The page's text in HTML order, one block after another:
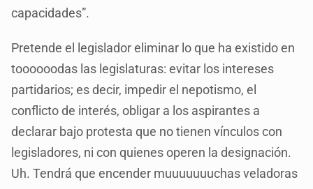
capacidades”.
Pretende el legislador eliminar lo que ha existido en
toooooodas las legislaturas: evitar los intereses
partidarios; es decir, impedir el nepotismo, el
conflicto de interés, obligar a los aspirantes a
declarar bajo protesta que no tienen vínculos con
legisladores, ni con quienes operen la designación.
Uh. Tendrá que encender muuuuuuuchas veladoras